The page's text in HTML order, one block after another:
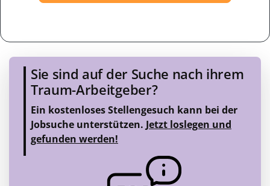
Sie sind auf der Suche nach ihrem
Traum-Arbeitgeber?
Ein kostenloses Stellengesuch kann bei der
Jobsuche unterstützen. Jetzt loslegen und
gefunden werden!